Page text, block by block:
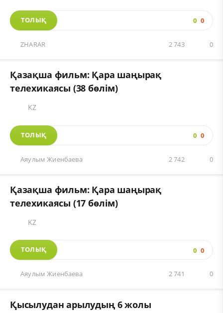
ТОЛЫҚ 0 0
ZHARAR 0
2 743
Қазақша фильм: Қара шаңырақ
телехикаясы (38 бөлім)
KZ
ТОЛЫҚ 0 0
Аяулым Жиенбаева 0
2 742
Қазақша фильм: Қара шаңырақ
телехикаясы (17 бөлім)
KZ
ТОЛЫҚ 0 0
Аяулым Жиенбаева 0
2 741
Қысылудан арылудың 6 жолы